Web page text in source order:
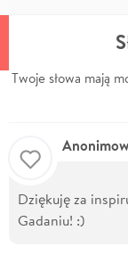
Twoje słowa mają
Dziękuję za
Gadaniu! :)